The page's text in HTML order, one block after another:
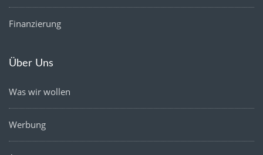
Finanzierung
Über Uns
Was wir wollen
Werbung